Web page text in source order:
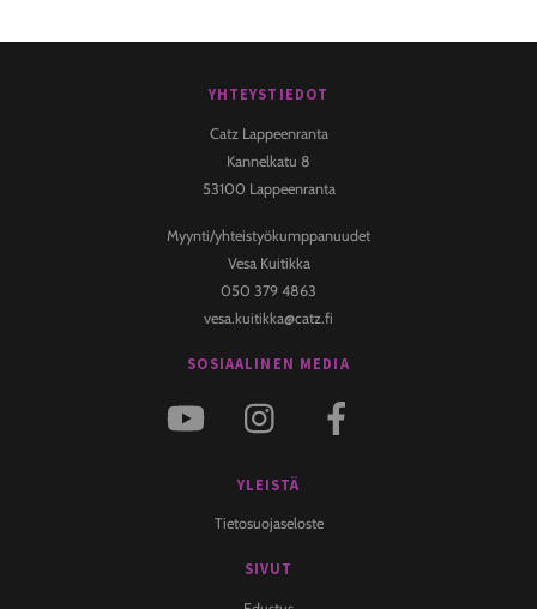
YHTEYSTIEDOT
Catz Lappeenranta
Kannelkatu 8
53100 Lappeenranta
Myynti/yhteistyökumppanuudet
Vesa Kuitikka
050 379 4863
vesa.kuitikka@catz.fi
SOSIAALINEN MEDIA
YLEISTÄ
Tietosuojaseloste
SIVUT